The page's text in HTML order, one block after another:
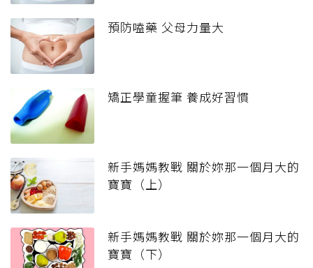
預防嗑藥 父母力量大
矯正學童握筆 養成好習慣
新手媽媽教戰 關於妳那一個月大的
寶寶（上）
新手媽媽教戰 關於妳那一個月大的
寶寶（下）